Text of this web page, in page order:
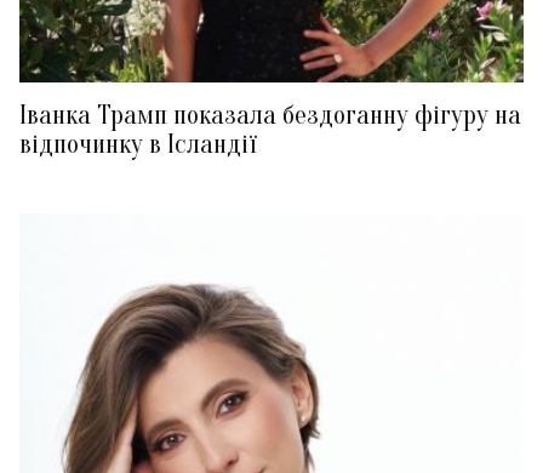
Іванка Трамп показала бездоганну фігуру на
відпочинку в Ісландії